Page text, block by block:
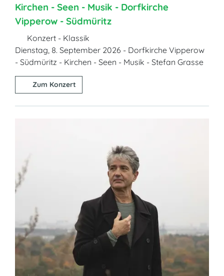
Kirchen - Seen - Musik - Dorfkirche
Vipperow - Südmüritz
Konzert - Klassik
Dienstag, 8. September 2026 - Dorfkirche Vipperow
- Südmüritz - Kirchen - Seen - Musik - Stefan Grasse
Zum Konzert